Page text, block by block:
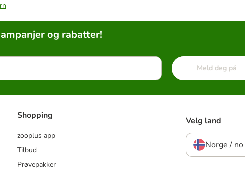
og rabatter!
Meld deg på
Shopping
zooplus app
Tilbud
Prøvepakker
Velg land
Norge / no